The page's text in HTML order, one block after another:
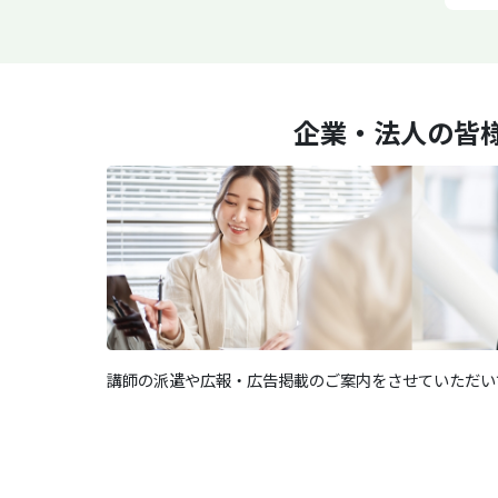
企業・法人の皆
講師の派遣や広報・広告掲載のご案内をさせていただ